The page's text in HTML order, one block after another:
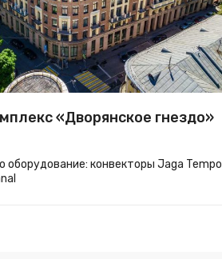
«Дворянское гнездо»
оборудование: конвекторы Jaga Tempo